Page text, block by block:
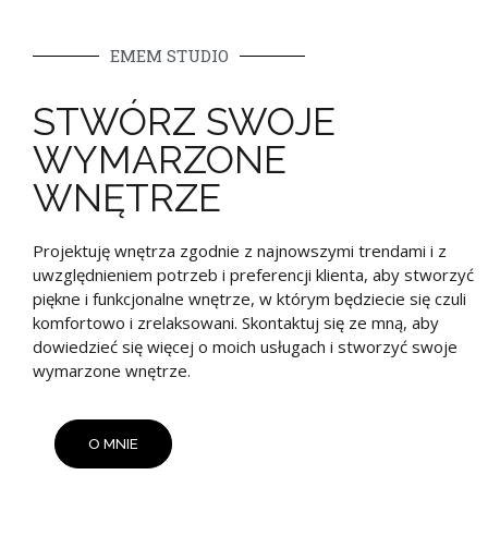
EMEM STUDIO
STWÓRZ SWOJE
WYMARZONE
WNĘTRZE
Projektuję wnętrza zgodnie z najnowszymi trendami i z
uwzględnieniem potrzeb i preferencji klienta, aby stworzyć
piękne i funkcjonalne wnętrze, w którym będziecie się czuli
komfortowo i zrelaksowani. Skontaktuj się ze mną, aby
dowiedzieć się więcej o moich usługach i stworzyć swoje
wymarzone wnętrze.
O MNIE